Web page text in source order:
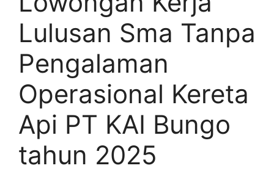
Lulusan Sma Tanpa
Pengalaman
Operasional Kereta
Api PT KAI Bungo
tahun 2025